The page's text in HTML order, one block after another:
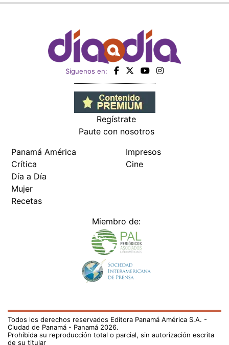
Siguenos en:
Regístrate
Paute con nosotros
Panamá América
Crítica
Día a Día
Mujer
Recetas
Impresos
Cine
Miembro de:
Todos los derechos reservados Editora Panamá América S.A. -
Ciudad de Panamá - Panamá 2026.
Prohibida su reproducción total o parcial, sin autorización escrita
de su titular